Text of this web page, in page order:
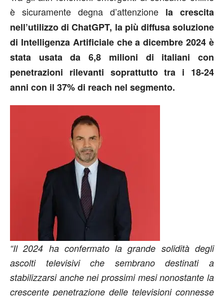
è sicuramente degna d’attenzione la crescita
nell’utilizzo di ChatGPT, la più diffusa soluzione
di Intelligenza Artificiale che a dicembre 2024 è
stata usata da 6,8 milioni di italiani con
penetrazioni rilevanti soprattutto tra i 18-24
anni con il 37% di reach nel segmento.
“Il 2024 ha confermato la grande solidità degli
ascolti televisivi che sembrano destinati a
stabilizzarsi anche nei prossimi mesi nonostante la
crescente penetrazione delle televisioni connesse